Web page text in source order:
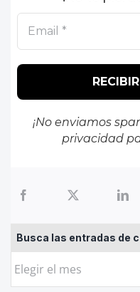
¡No enviamos
privacidad
Busca las entradas de
Busca